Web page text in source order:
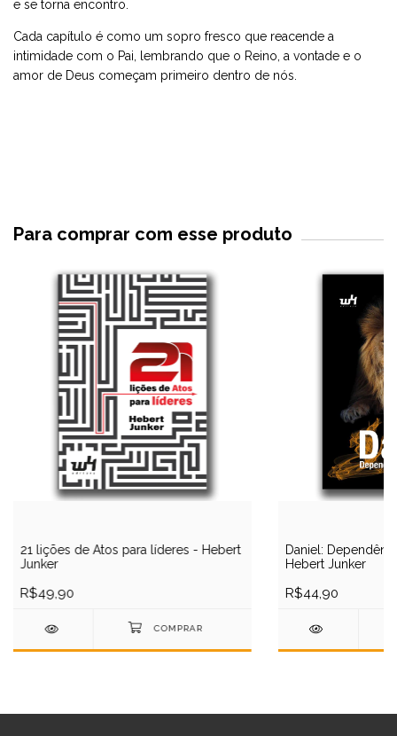
e se torna encontro.
Cada capítulo é como um sopro fresco que reacende a
intimidade com o Pai, lembrando que o Reino, a vontade e o
amor de Deus começam primeiro dentro de nós.
Para comprar com esse produto
21 lições de Atos para líderes - Hebert
Junker
R$49,90
Daniel:
Hebert Junker
R$44,90